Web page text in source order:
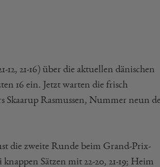
21-16) über die aktuellen dänischen
16 ein. Jetzt warten die frisch
Skaarup Rasmussen, Nummer neun
die zweite Runde beim Grand-Prix-
Sätzen mit 22-20, 21-19; Heim